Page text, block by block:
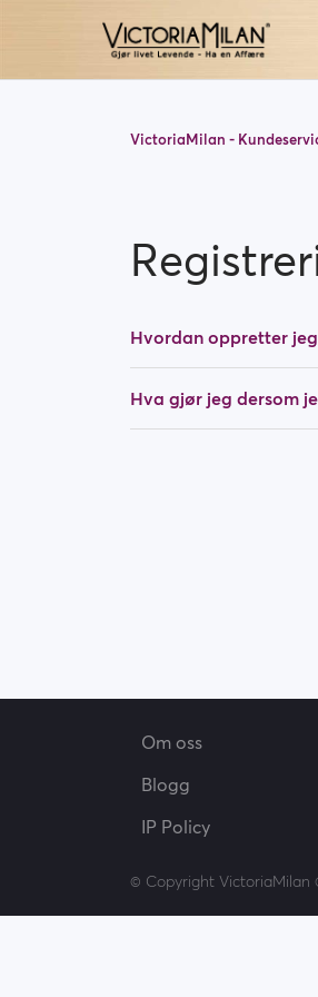
VictoriaMilan -
Hvordan oppretter
Hva gjør jeg dersom
Om oss
Blogg
IP Policy
© Copyright VictoriaMilan